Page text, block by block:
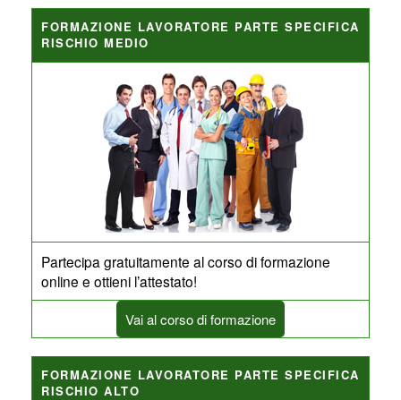
FORMAZIONE LAVORATORE PARTE SPECIFICA
RISCHIO MEDIO
Partecipa gratuitamente al corso di formazione
online e ottieni l’attestato!
Vai al corso di formazione
FORMAZIONE LAVORATORE PARTE SPECIFICA
RISCHIO ALTO